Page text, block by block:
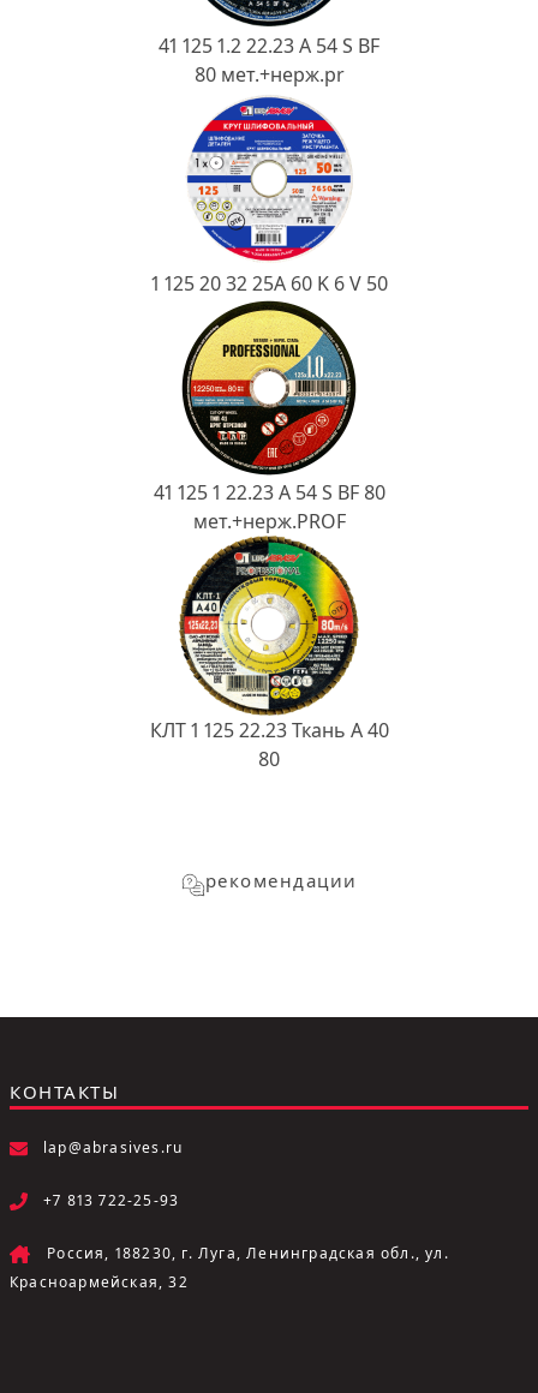
41 125 1.2 22.23 A 54 S BF
80 мет.+нерж.pr
1 125 20 32 25А 60 K 6 V 50
41 125 1 22.23 A 54 S BF 80
мет.+нерж.PROF
КЛТ 1 125 22.23 Ткань A 40
80
рекомендации
КОНТАКТЫ
lap@abrasives.ru
+7 813 722-25-93
Россия, 188230, г. Луга, Ленинградская обл., ул.
Красноармейская, 32